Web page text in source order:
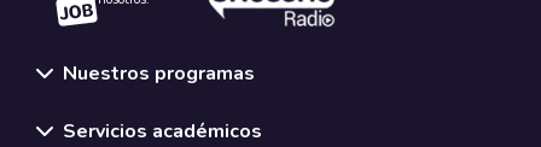
Nuestros programas
Servicios académicos